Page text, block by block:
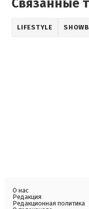
Связанные
LIFESTYLE
О нас
Редакция
Редакционная политика